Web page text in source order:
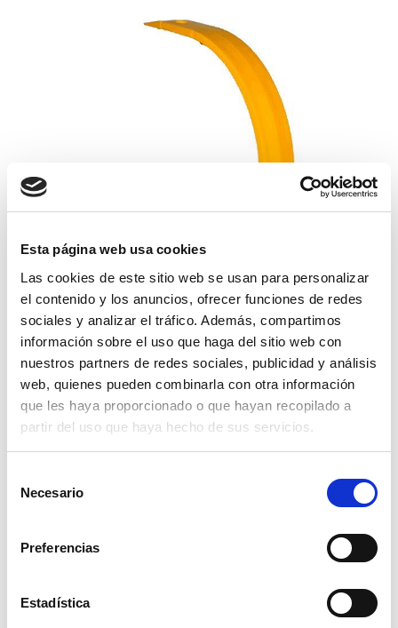
Esta página web usa cookies
Las cookies de este sitio web se usan para personalizar
el contenido y los anuncios, ofrecer funciones de redes
sociales y analizar el tráfico. Además, compartimos
información sobre el uso que haga del sitio web con
nuestros partners de redes sociales, publicidad y análisis
web, quienes pueden combinarla con otra información
que les haya proporcionado o que hayan recopilado a
partir del uso que haya hecho de sus servicios.
Necesario
Preferencias
Estadística
cercha pick-up mod.1010/bb-940
13,19€ comprar